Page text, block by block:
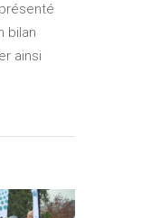
bilan
ainsi